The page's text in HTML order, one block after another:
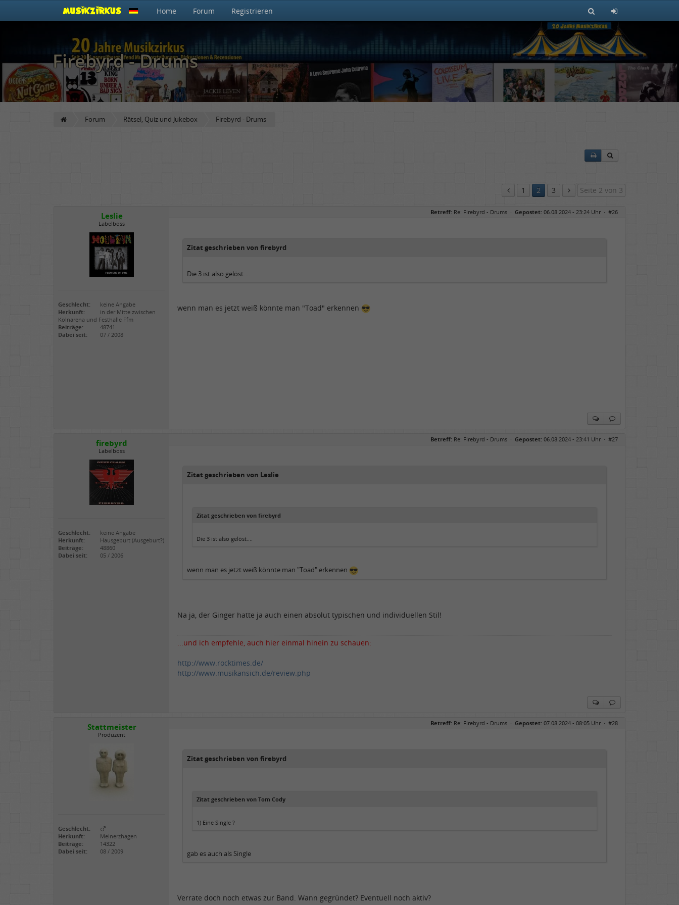
Home Forum Registrieren
Firebyrd - Drums
Forum Rätsel, Quiz und Jukebox Firebyrd - Drums
1 2 3 Seite 2 von 3
Leslie
Labelboss
Geschlecht:
keine Angabe
Herkunft:
in der Mitte zwischen
Kölnarena und Festhalle Ffm
Beiträge:
48741
Dabei seit:
07 / 2008
Betreff: Re: Firebyrd - Drums · Gepostet: 06.08.2024 - 23:24 Uhr · #26
Zitat geschrieben von firebyrd
Die 3 ist also gelöst....
wenn man es jetzt weiß könnte man "Toad" erkennen
firebyrd
Labelboss
Geschlecht:
keine Angabe
Herkunft:
Hausgeburt (Ausgeburt?)
Beiträge:
48860
Dabei seit:
05 / 2006
Betreff: Re: Firebyrd - Drums · Gepostet: 06.08.2024 - 23:41 Uhr · #27
Zitat geschrieben von Leslie
Zitat geschrieben von firebyrd
Die 3 ist also gelöst....
wenn man es jetzt weiß könnte man "Toad" erkennen
Na ja, der Ginger hatte ja auch einen absolut typischen und individuellen Stil!
...und ich empfehle, auch hier einmal hinein zu schauen:
http://www.rocktimes.de/
http://www.musikansich.de/review.php
Stattmeister
Produzent
Geschlecht:
Herkunft:
Meinerzhagen
Beiträge:
14322
Dabei seit:
08 / 2009
Betreff: Re: Firebyrd - Drums · Gepostet: 07.08.2024 - 08:05 Uhr · #28
Zitat geschrieben von firebyrd
Zitat geschrieben von Tom Cody
1) Eine Single ?
gab es auch als Single
Verrate doch noch etwas zur Band. Wann gegründet? Eventuell noch aktiv?